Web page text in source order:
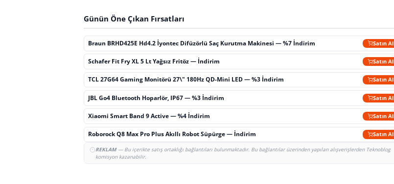
Günün Öne Çıkan Fırsatları
Braun BRHD425E Hd4.2 İyontec Difüzörlü Saç Kurutma Makinesi — %7 İndirim Satın Al
Schafer Fit Fry XL 5 Lt Yağsız Fritöz — İndirim Satın Al
TCL 27G64 Gaming Monitörü 27\" 180Hz QD-Mini LED — %3 İndirim Satın Al
JBL Go4 Bluetooth Hoparlör, IP67 — %3 İndirim Satın Al
Xiaomi Smart Band 9 Active — %4 İndirim Satın Al
Roborock Q8 Max Pro Plus Akıllı Robot Süpürge — İndirim Satın Al
REKLAM— Bu içerikte satış ortaklığı bağlantıları bulunmaktadır. Bu bağlantılar üzerinden yapılan alışverişlerden Teknoblog
komisyon kazanabilir.